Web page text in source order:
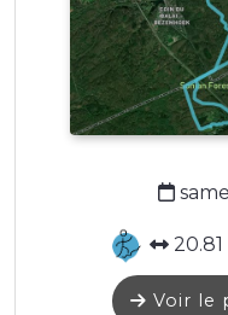
20.81
Voir le